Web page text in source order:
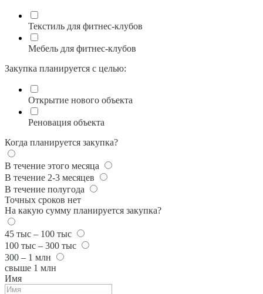
Текстиль для фитнес-клубов
Мебель для фитнес-клубов
Закупка планируется с целью:
Открытие нового объекта
Реновация объекта
Когда планируется закупка?
В течение этого месяца
В течение 2-3 месяцев
В течение полугода
Точных сроков нет
На какую сумму планируется закупка?
45 тыс – 100 тыс
100 тыс – 300 тыс
300 – 1 млн
свыше 1 млн
Имя